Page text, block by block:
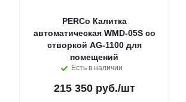
PERCo Калитка
автоматическая WMD-05S со
створкой AG-1100 для
помещений
Есть в наличии
215 350 руб./шт